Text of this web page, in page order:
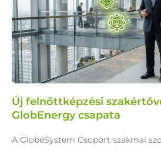
Új felnőttképzési
GlobEnergy csapata
A GlobeSystem Csoport szakmai